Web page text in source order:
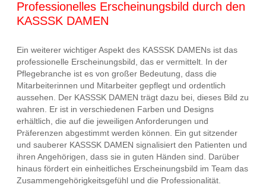
Professionelles Erscheinungsbild durch den
KASSSK DAMEN
Ein weiterer wichtiger Aspekt des KASSSK DAMENs ist das
professionelle Erscheinungsbild, das er vermittelt. In der
Pflegebranche ist es von großer Bedeutung, dass die
Mitarbeiterinnen und Mitarbeiter gepflegt und ordentlich
aussehen. Der KASSSK DAMEN trägt dazu bei, dieses Bild zu
wahren. Er ist in verschiedenen Farben und Designs
erhältlich, die auf die jeweiligen Anforderungen und
Präferenzen abgestimmt werden können. Ein gut sitzender
und sauberer KASSSK DAMEN signalisiert den Patienten und
ihren Angehörigen, dass sie in guten Händen sind. Darüber
hinaus fördert ein einheitliches Erscheinungsbild im Team das
Zusammengehörigkeitsgefühl und die Professionalität.